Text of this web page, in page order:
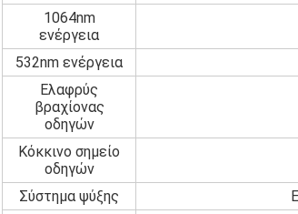
1064nm
ενέργεια
532nm ενέργεια
Ελαφρύς
βραχίονας
οδηγών
Κόκκινο σημείο
οδηγών
Σύστημα ψύξης